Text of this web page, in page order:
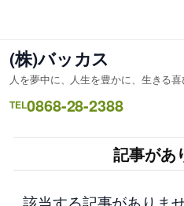
を
ス
キ
ッ
(株)バッカス
人を夢中に、人生を豊かに、生きる
TEL0868-28-2388
記事があ